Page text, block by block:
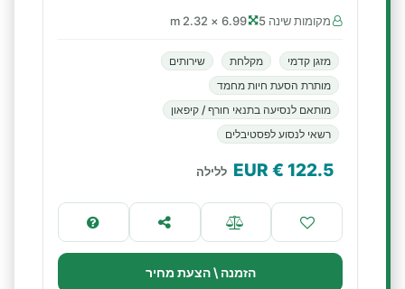
מקומות שינה 5 6.99 × 2.32 m
מזגן קדמי מקלחת
שירותים
מותרת הסעת חיות מחמד
מותאם לנסיעה בתנאי חורף / קיפאון
רשאי לנסוע לפסטיבלים
122.5
€ EUR ללילה
הזמנה \ הצעת מחיר